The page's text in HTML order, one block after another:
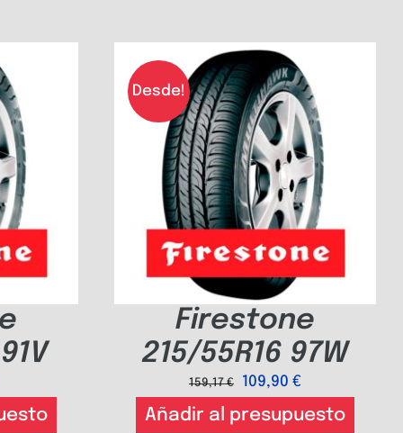
Desde!
Firestone
215/55R16 97W
159,17€ 109,90 €
Añadir al presupuesto